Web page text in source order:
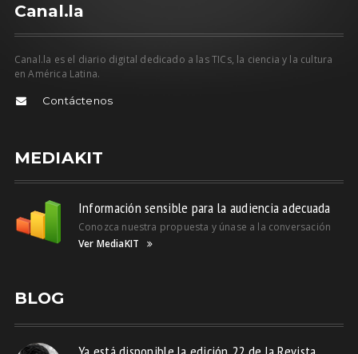
Canal.la
Canal.la es el diario digital dedicado a las TICs, la ciencia y la cultura
en América Latina.
Contáctenos
MEDIAKIT
Información sensible para la audiencia adecuada
Conozca nuestra propuesta y únase a la conversación
Ver MediaKIT
BLOG